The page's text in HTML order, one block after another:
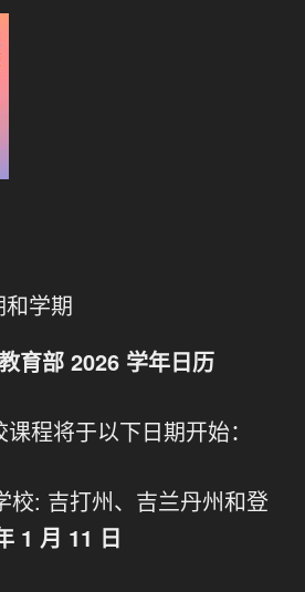
学期
育部 2026 学年日历
程将于以下日期开始：
校: 吉打州、吉兰丹州和登
1 月 11 日